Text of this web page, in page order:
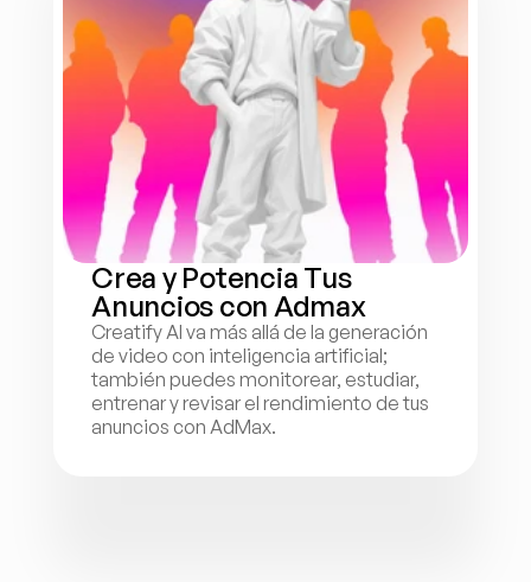
Crea y Potencia Tus
Anuncios con Admax
Creatify AI va más allá de la generación
de video con inteligencia artificial;
también puedes monitorear, estudiar,
entrenar y revisar el rendimiento de tus
anuncios con AdMax.